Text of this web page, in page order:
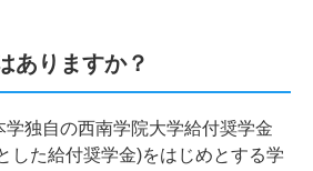
ありますか？
学独自の西南学院大学給付奨学金
した給付奨学金)をはじめとする学